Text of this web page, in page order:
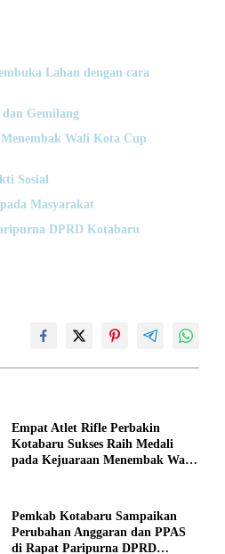
Lahan dengan cara
Gemilang
Wali Kota Cup
Sosial
Masyarakat
DPRD Kotabaru
Empat Atlet Rifle Perbakin
Kotabaru Sukses Raih Medali
pada Kejuaraan Menembak Wali
Pemkab Kotabaru Sampaikan
Perubahan Anggaran dan PPAS
di Rapat Paripurna DPRD